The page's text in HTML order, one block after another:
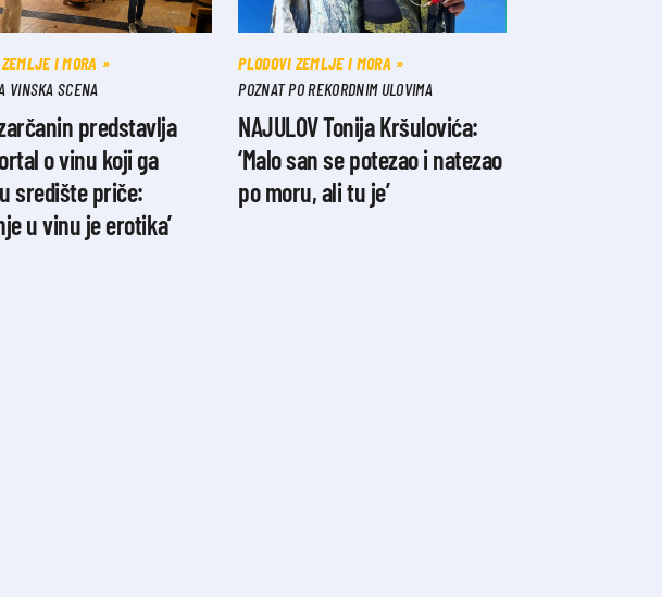
I MORA
VINSKA SCENA
predstavlja
o vinu koji ga
središte priče:
u vinu je erotika’
PLODOVI ZEMLJE I MORA
POZNAT PO REKORDNIM ULOVIMA
NAJULOV Tonija Kršulovića:
‘Malo san se potezao i natezao
po moru, ali tu je’